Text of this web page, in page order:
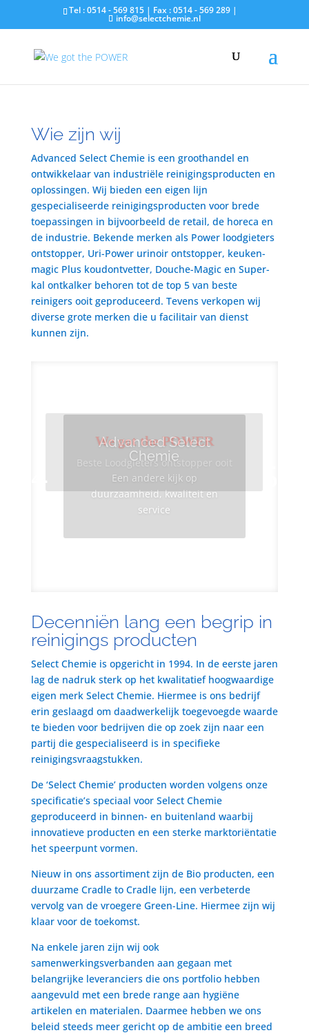
Tel : 0514 - 569 815 | Fax : 0514 - 569 289 |
info@selectchemie.nl
Wie zijn wij
Advanced Select Chemie is een groothandel en
ontwikkelaar van industriële reinigingsproducten en
oplossingen. Wij bieden een eigen lijn
gespecialiseerde reinigingsproducten voor brede
toepassingen in bijvoorbeeld de retail, de horeca en
de industrie. Bekende merken als Power loodgieters
ontstopper, Uri-Power urinoir ontstopper, keuken-
magic Plus koudontvetter, Douche-Magic en Super-
kal ontkalker behoren tot de top 5 van beste
reinigers ooit geproduceerd. Tevens verkopen wij
diverse grote merken die u facilitair van dienst
kunnen zijn.
Advanced Select
Chemie
Een andere kijk op
duurzaamheid, kwaliteit en
service
We got the POWER
Beste Loodgieters ontstopper ooit
Decenniën lang een begrip in
reinigings producten
Select Chemie is opgericht in 1994. In de eerste jaren
lag de nadruk sterk op het kwalitatief hoogwaardige
eigen merk Select Chemie. Hiermee is ons bedrijf
erin geslaagd om daadwerkelijk toegevoegde waarde
te bieden voor bedrijven die op zoek zijn naar een
partij die gespecialiseerd is in specifieke
reinigingsvraagstukken.
De ‘Select Chemie’ producten worden volgens onze
specificatie’s speciaal voor Select Chemie
geproduceerd in binnen- en buitenland waarbij
innovatieve producten en een sterke marktoriëntatie
het speerpunt vormen.
Nieuw in ons assortiment zijn de Bio producten, een
duurzame Cradle to Cradle lijn, een verbeterde
vervolg van de vroegere Green-Line. Hiermee zijn wij
klaar voor de toekomst.
Na enkele jaren zijn wij ook
samenwerkingsverbanden aan gegaan met
belangrijke leveranciers die ons portfolio hebben
aangevuld met een brede range aan hygiëne
artikelen en materialen. Daarmee hebben we ons
beleid steeds meer gericht op de ambitie een breed